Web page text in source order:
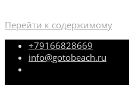
Перейти к содержимому
+79166828669
info@gotobeach.ru